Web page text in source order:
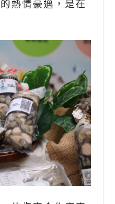
熱情豪邁，是在